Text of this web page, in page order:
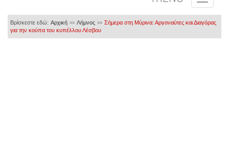
Βρίσκεστε εδώ: Αρχική >> Λήμνος >> Σήμερα στη Μύρινα: Αργοναύτες και Διαγόρας
για την κούπα του κυπέλλου Λέσβου